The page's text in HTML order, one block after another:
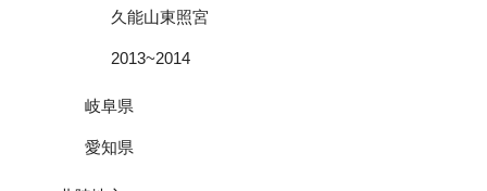
久能山東照宮
2013~2014
岐阜県
愛知県